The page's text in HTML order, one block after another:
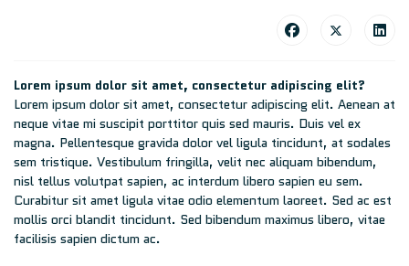
Lorem ipsum dolor sit amet, consectetur adipiscing elit?
Lorem ipsum dolor sit amet, consectetur adipiscing elit. Aenean at
neque vitae mi suscipit porttitor quis sed mauris. Duis vel ex
magna. Pellentesque gravida dolor vel ligula tincidunt, at sodales
sem tristique. Vestibulum fringilla, velit nec aliquam bibendum,
nisl tellus volutpat sapien, ac interdum libero sapien eu sem.
Curabitur sit amet ligula vitae odio elementum laoreet. Sed ac est
mollis orci blandit tincidunt. Sed bibendum maximus libero, vitae
facilisis sapien dictum ac.